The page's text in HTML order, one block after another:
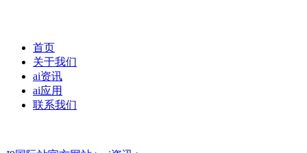
首页
关于我们
ai资讯
ai应用
联系我们